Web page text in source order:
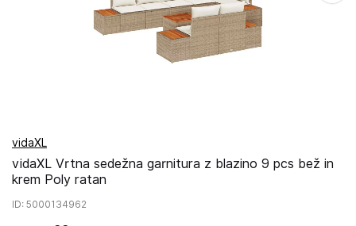
vidaXL
vidaXL Vrtna sedežna garnitura z blazino 9 pcs bež in
krem Poly ratan
ID: 5000134962